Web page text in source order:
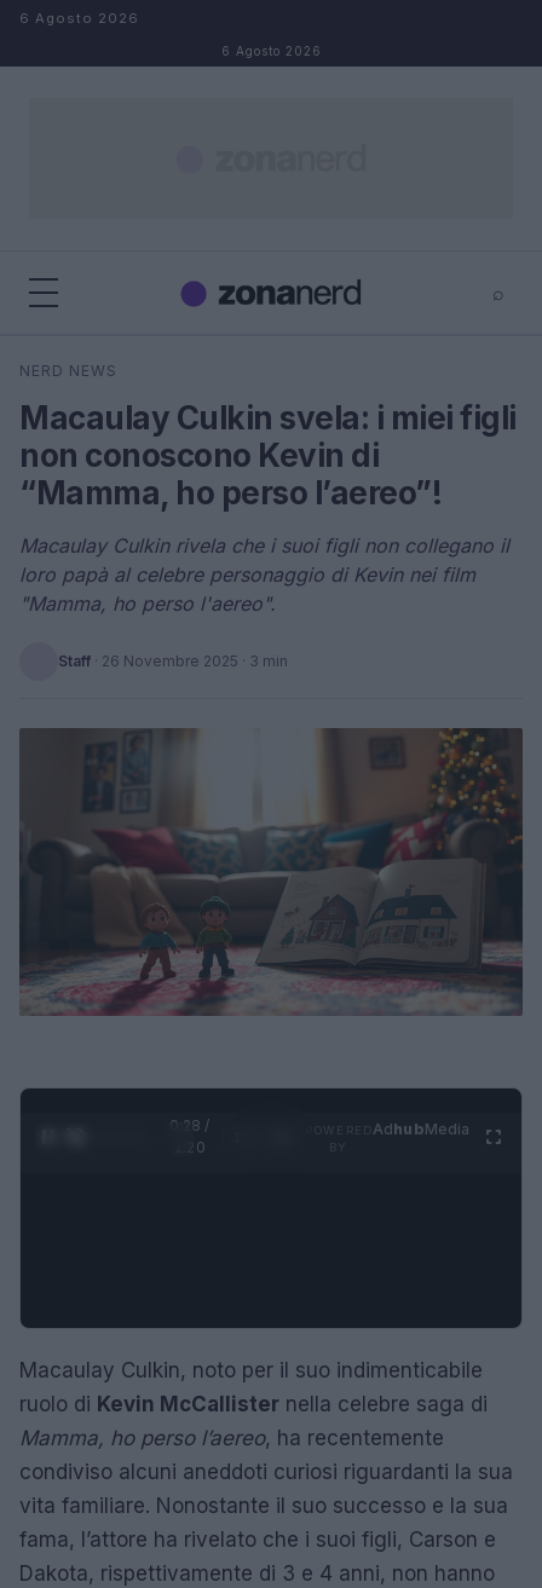
Salta al contenuto
6 Agosto 2026
6 Agosto 2026
⌕
Cerca
NERD NEWS
Macaulay Culkin svela: i miei figli
non conoscono Kevin di
“Mamma, ho perso l’aereo”!
Macaulay Culkin rivela che i suoi figli non collegano il
loro papà al celebre personaggio di Kevin nei film
"Mamma, ho perso l'aereo".
Staff · 26 Novembre 2025 · 3 min
0:29 /
1:20
AdhubMedia
Macaulay Culkin, noto per il suo indimenticabile
ruolo di Kevin McCallister nella celebre saga di
Mamma, ho perso l’aereo, ha recentemente
condiviso alcuni aneddoti curiosi riguardanti la sua
vita familiare. Nonostante il suo successo e la sua
fama, l’attore ha rivelato che i suoi figli, Carson e
Dakota, rispettivamente di 3 e 4 anni, non hanno